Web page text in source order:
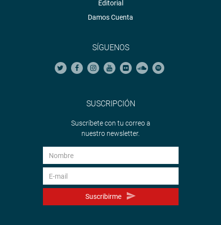
Editorial
Damos Cuenta
SÍGUENOS
SUSCRIPCIÓN
Suscríbete con tu correo a
nuestro newsletter.
Suscribirme